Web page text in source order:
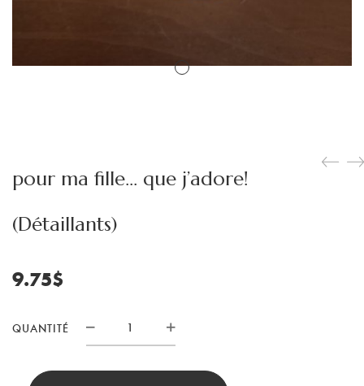
pour ma fille… que j’adore!
(Détaillants)
9.75$
QUANTITÉ
quantité